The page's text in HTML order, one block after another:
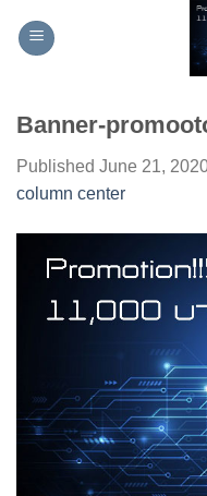
Banner-
Published June 21,
column center